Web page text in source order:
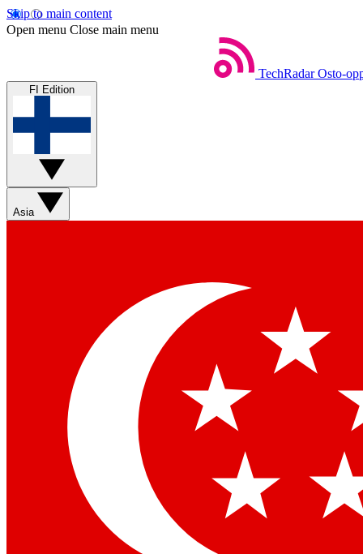
Skip to main content
Open menu Close main menu
TechRadar Osto-
FI Edition
Asia